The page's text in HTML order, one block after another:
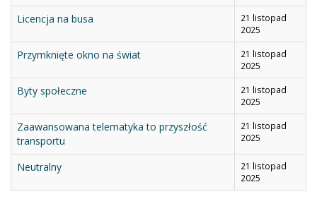
Licencja na busa
21 listopad
2025
Przymknięte okno na świat
21 listopad
2025
Byty społeczne
21 listopad
2025
Zaawansowana telematyka to przyszłość
transportu
21 listopad
2025
Neutralny
21 listopad
2025